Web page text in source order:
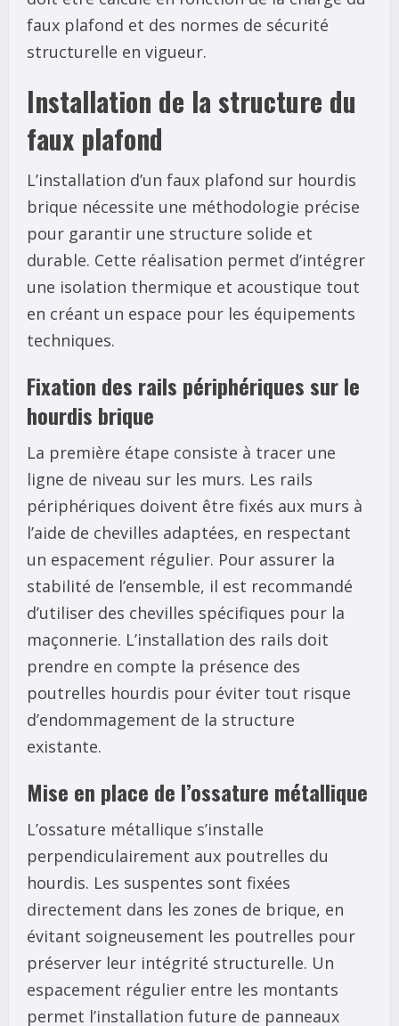
faux plafond et des normes de sécurité
structurelle en vigueur.
Installation de la structure du
faux plafond
L’installation d’un faux plafond sur hourdis
brique nécessite une méthodologie précise
pour garantir une structure solide et
durable. Cette réalisation permet d’intégrer
une isolation thermique et acoustique tout
en créant un espace pour les équipements
techniques.
Fixation des rails périphériques sur le
hourdis brique
La première étape consiste à tracer une
ligne de niveau sur les murs. Les rails
périphériques doivent être fixés aux murs à
l’aide de chevilles adaptées, en respectant
un espacement régulier. Pour assurer la
stabilité de l’ensemble, il est recommandé
d’utiliser des chevilles spécifiques pour la
maçonnerie. L’installation des rails doit
prendre en compte la présence des
poutrelles hourdis pour éviter tout risque
d’endommagement de la structure
existante.
Mise en place de l’ossature métallique
L’ossature métallique s’installe
perpendiculairement aux poutrelles du
hourdis. Les suspentes sont fixées
directement dans les zones de brique, en
évitant soigneusement les poutrelles pour
préserver leur intégrité structurelle. Un
espacement régulier entre les montants
permet l’installation future de panneaux